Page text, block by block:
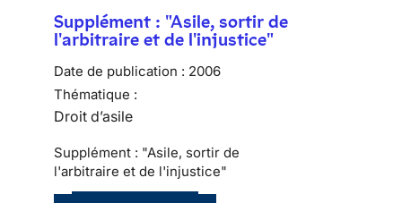
Supplément : "Asile, sortir de
l'arbitraire et de l'injustice"
Date de publication : 2006
Thématique :
Droit d’asile
Supplément : "Asile, sortir de
l'arbitraire et de l'injustice"